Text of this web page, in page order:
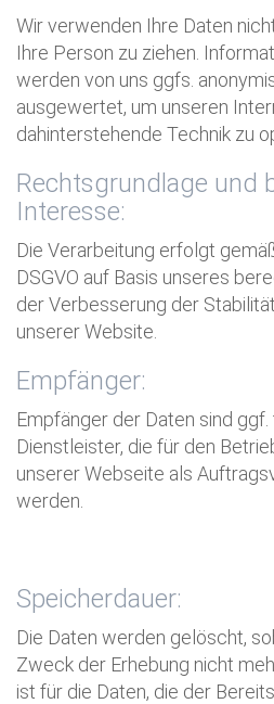
Wir verwenden Ihre Daten
Ihre Person zu ziehen.
werden von uns ggfs.
ausgewertet, um unseren
dahinterstehende Technik zu
Rechtsgrundlage und
Interesse:
Die Verarbeitung erfolgt
DSGVO auf Basis unseres
der Verbesserung der
unserer Website.
Empfänger:
Empfänger der Daten sind
Dienstleister, die für den
unserer Webseite als
werden.
Speicherdauer:
Die Daten werden gelöscht,
Zweck der Erhebung nicht
ist für die Daten, die der